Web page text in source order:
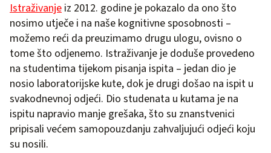
Istraživanje iz 2012. godine je pokazalo da ono što
nosimo utječe i na naše kognitivne sposobnosti –
možemo reći da preuzimamo drugu ulogu, ovisno o
tome što odjenemo. Istraživanje je doduše provedeno
na studentima tijekom pisanja ispita – jedan dio je
nosio laboratorijske kute, dok je drugi došao na ispit u
svakodnevnoj odjeći. Dio studenata u kutama je na
ispitu napravio manje grešaka, što su znanstvenici
pripisali većem samopouzdanju zahvaljujući odjeći koju
su nosili.